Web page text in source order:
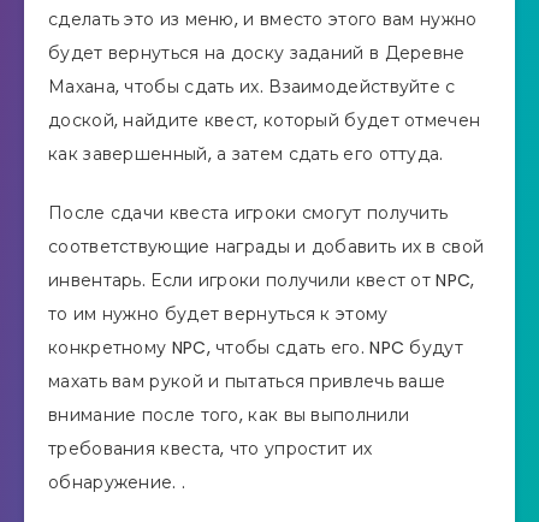
сделать это из меню, и вместо этого вам нужно
будет вернуться на доску заданий в Деревне
Махана, чтобы сдать их. Взаимодействуйте с
доской, найдите квест, который будет отмечен
как завершенный, а затем сдать его оттуда.
После сдачи квеста игроки смогут получить
соответствующие награды и добавить их в свой
инвентарь. Если игроки получили квест от NPC,
то им нужно будет вернуться к этому
конкретному NPC, чтобы сдать его. NPC будут
махать вам рукой и пытаться привлечь ваше
внимание после того, как вы выполнили
требования квеста, что упростит их
обнаружение. .